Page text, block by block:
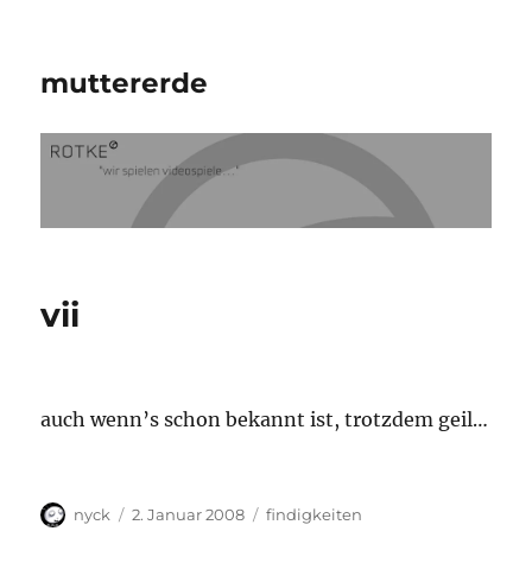
muttererde
vii
auch wenn’s schon bekannt ist, trotzdem geil…
Autor
nyck
Veröffentlicht
2. Januar 2008 Kategorien
findigkeiten